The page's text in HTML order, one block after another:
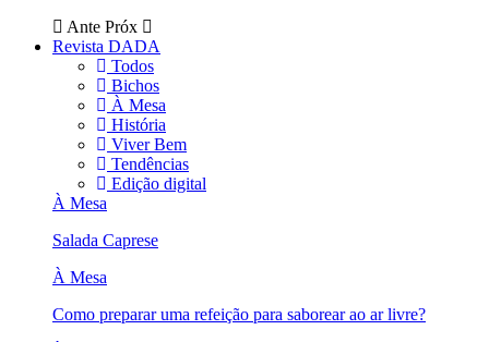
Ante Próx
Revista DADA
Todos
Bichos
À Mesa
História
Viver Bem
Tendências
Edição digital
À Mesa
Salada Caprese
À Mesa
Como preparar uma refeição para saborear ao ar livre?